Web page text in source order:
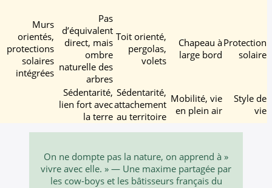
Toit orienté,
pergolas,
volets
d’équivalent
direct, mais
ombre
naturelle des
Murs
orientés,
protections
solaires
intégrées
en
Sédentarité,
attachement
au territoire
Sédentarité,
lien fort avec
la terre
« On ne dompte pas la nature, on
vivre avec elle. » — Une maxime
les cow-boys et les bâtisseurs